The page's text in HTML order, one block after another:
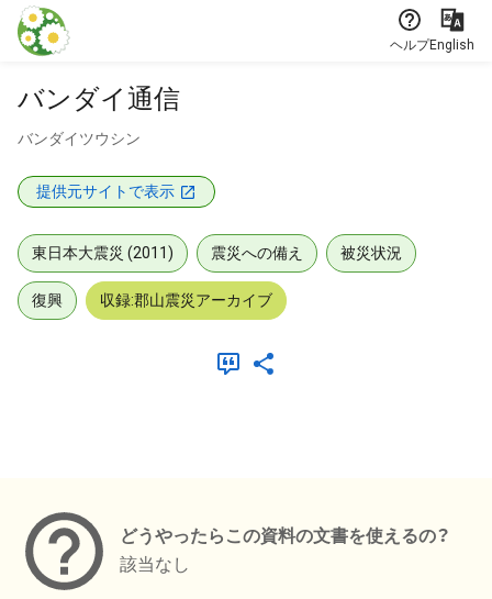
本文に飛ぶ
ヘルプEnglish
バンダイ通信
バンダイツウシン
提供元サイトで表示
東日本大震災 (2011) 震災への備え 被災状況
復興 収録:郡山震災アーカイブ
どうやったらこの資料の文書を使えるの？
該当なし